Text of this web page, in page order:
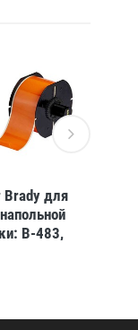
Brady для
B-483,
* 30,40